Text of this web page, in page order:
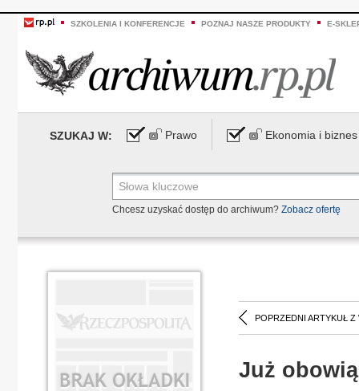
SZKOLENIA I KONFERENCJE POZNAJ NASZE PRODUKTY E-
SZUKAJ W: Prawo Ekonomia i biznes
Chcesz uzyskać dostęp do archiwum? Zobacz ofertę
POPRZEDNI ARTYKUŁ Z
Już